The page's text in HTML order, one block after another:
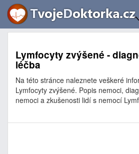
Lymfocyty zvýšené -
léčba
Na této stránce naleznete veškeré
Lymfocyty zvýšené. Popis nemoci,
nemoci a zkušenosti lidí s nemocí